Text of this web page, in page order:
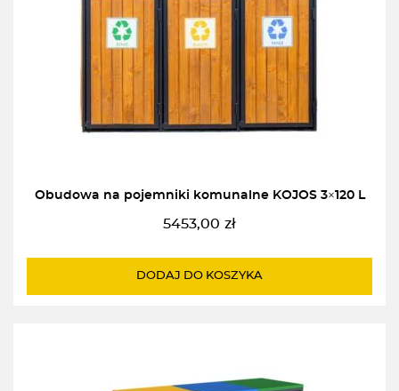
Obudowa na pojemniki komunalne KOJOS 3×120 L
5453,00 zł
DODAJ DO KOSZYKA